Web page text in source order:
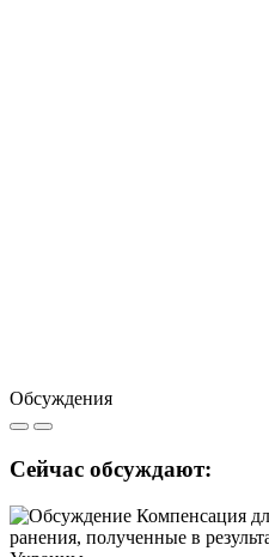
Обсуждения
Сейчас обсуждают: